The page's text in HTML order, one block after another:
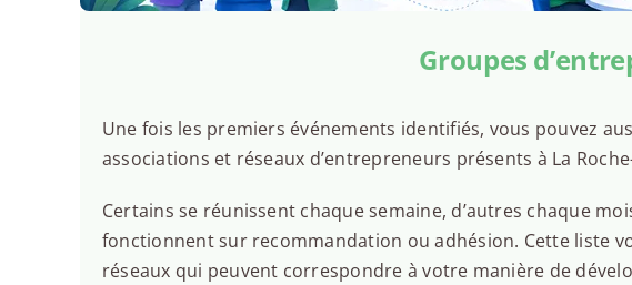
Groupes
Une fois les premiers événements identifiés, vous pouvez
associations et réseaux d’entrepreneurs présents à La
Certains se réunissent chaque semaine, d’autres chaque
fonctionnent sur recommandation ou adhésion. Cette liste
réseaux qui peuvent correspondre à votre manière de